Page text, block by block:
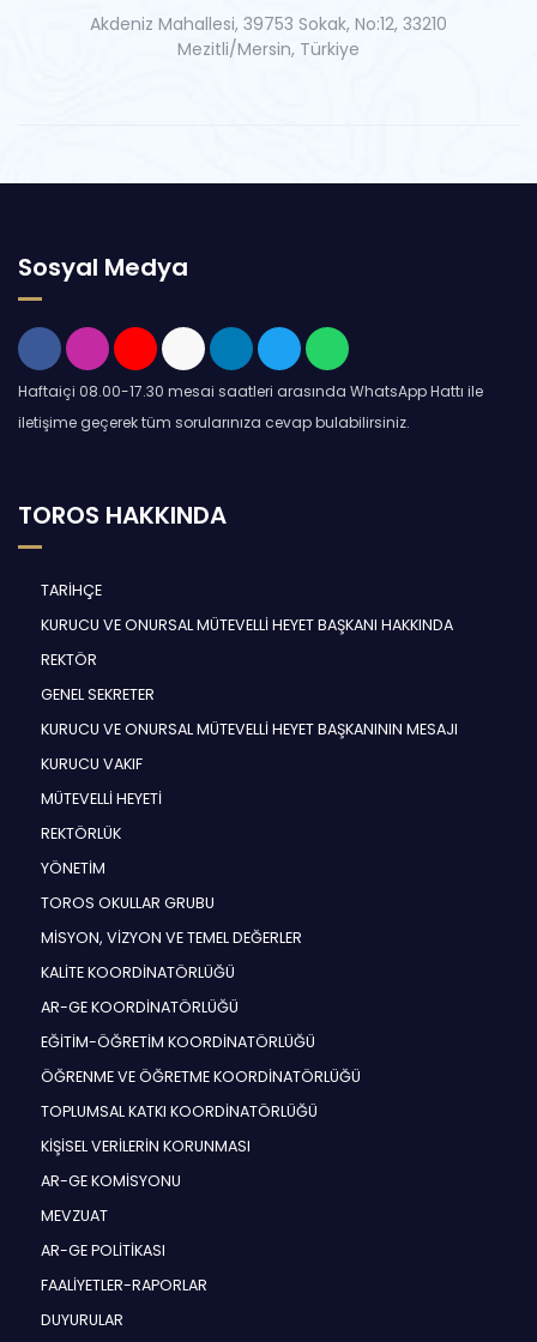
Akdeniz Mahallesi, 39753 Sokak, No:12, 33210
Mezitli/Mersin, Türkiye
Sosyal Medya
Haftaiçi 08.00-17.30 mesai saatleri arasında WhatsApp Hattı ile
iletişime geçerek tüm sorularınıza cevap bulabilirsiniz.
TOROS HAKKINDA
TARİHÇE
KURUCU VE ONURSAL MÜTEVELLİ HEYET BAŞKANI HAKKINDA
REKTÖR
GENEL SEKRETER
KURUCU VE ONURSAL MÜTEVELLİ HEYET BAŞKANININ MESAJI
KURUCU VAKIF
MÜTEVELLİ HEYETİ
REKTÖRLÜK
YÖNETİM
TOROS OKULLAR GRUBU
MİSYON, VİZYON VE TEMEL DEĞERLER
KALİTE KOORDİNATÖRLÜĞÜ
AR-GE KOORDİNATÖRLÜĞÜ
EĞİTİM-ÖĞRETİM KOORDİNATÖRLÜĞÜ
ÖĞRENME VE ÖĞRETME KOORDİNATÖRLÜĞÜ
TOPLUMSAL KATKI KOORDİNATÖRLÜĞÜ
KİŞİSEL VERİLERİN KORUNMASI
AR-GE KOMİSYONU
MEVZUAT
AR-GE POLİTİKASI
FAALİYETLER-RAPORLAR
DUYURULAR